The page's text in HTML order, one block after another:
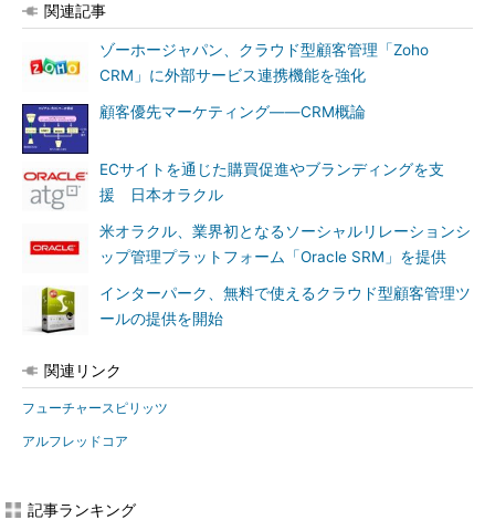
関連記事
ゾーホージャパン、クラウド型顧客管理「Zoho
CRM」に外部サービス連携機能を強化
顧客優先マーケティング――CRM概論
ECサイトを通じた購買促進やブランディングを支
援 日本オラクル
米オラクル、業界初となるソーシャルリレーションシ
ップ管理プラットフォーム「Oracle SRM」を提供
インターパーク、無料で使えるクラウド型顧客管理ツ
ールの提供を開始
関連リンク
フューチャースピリッツ
アルフレッドコア
記事ランキング